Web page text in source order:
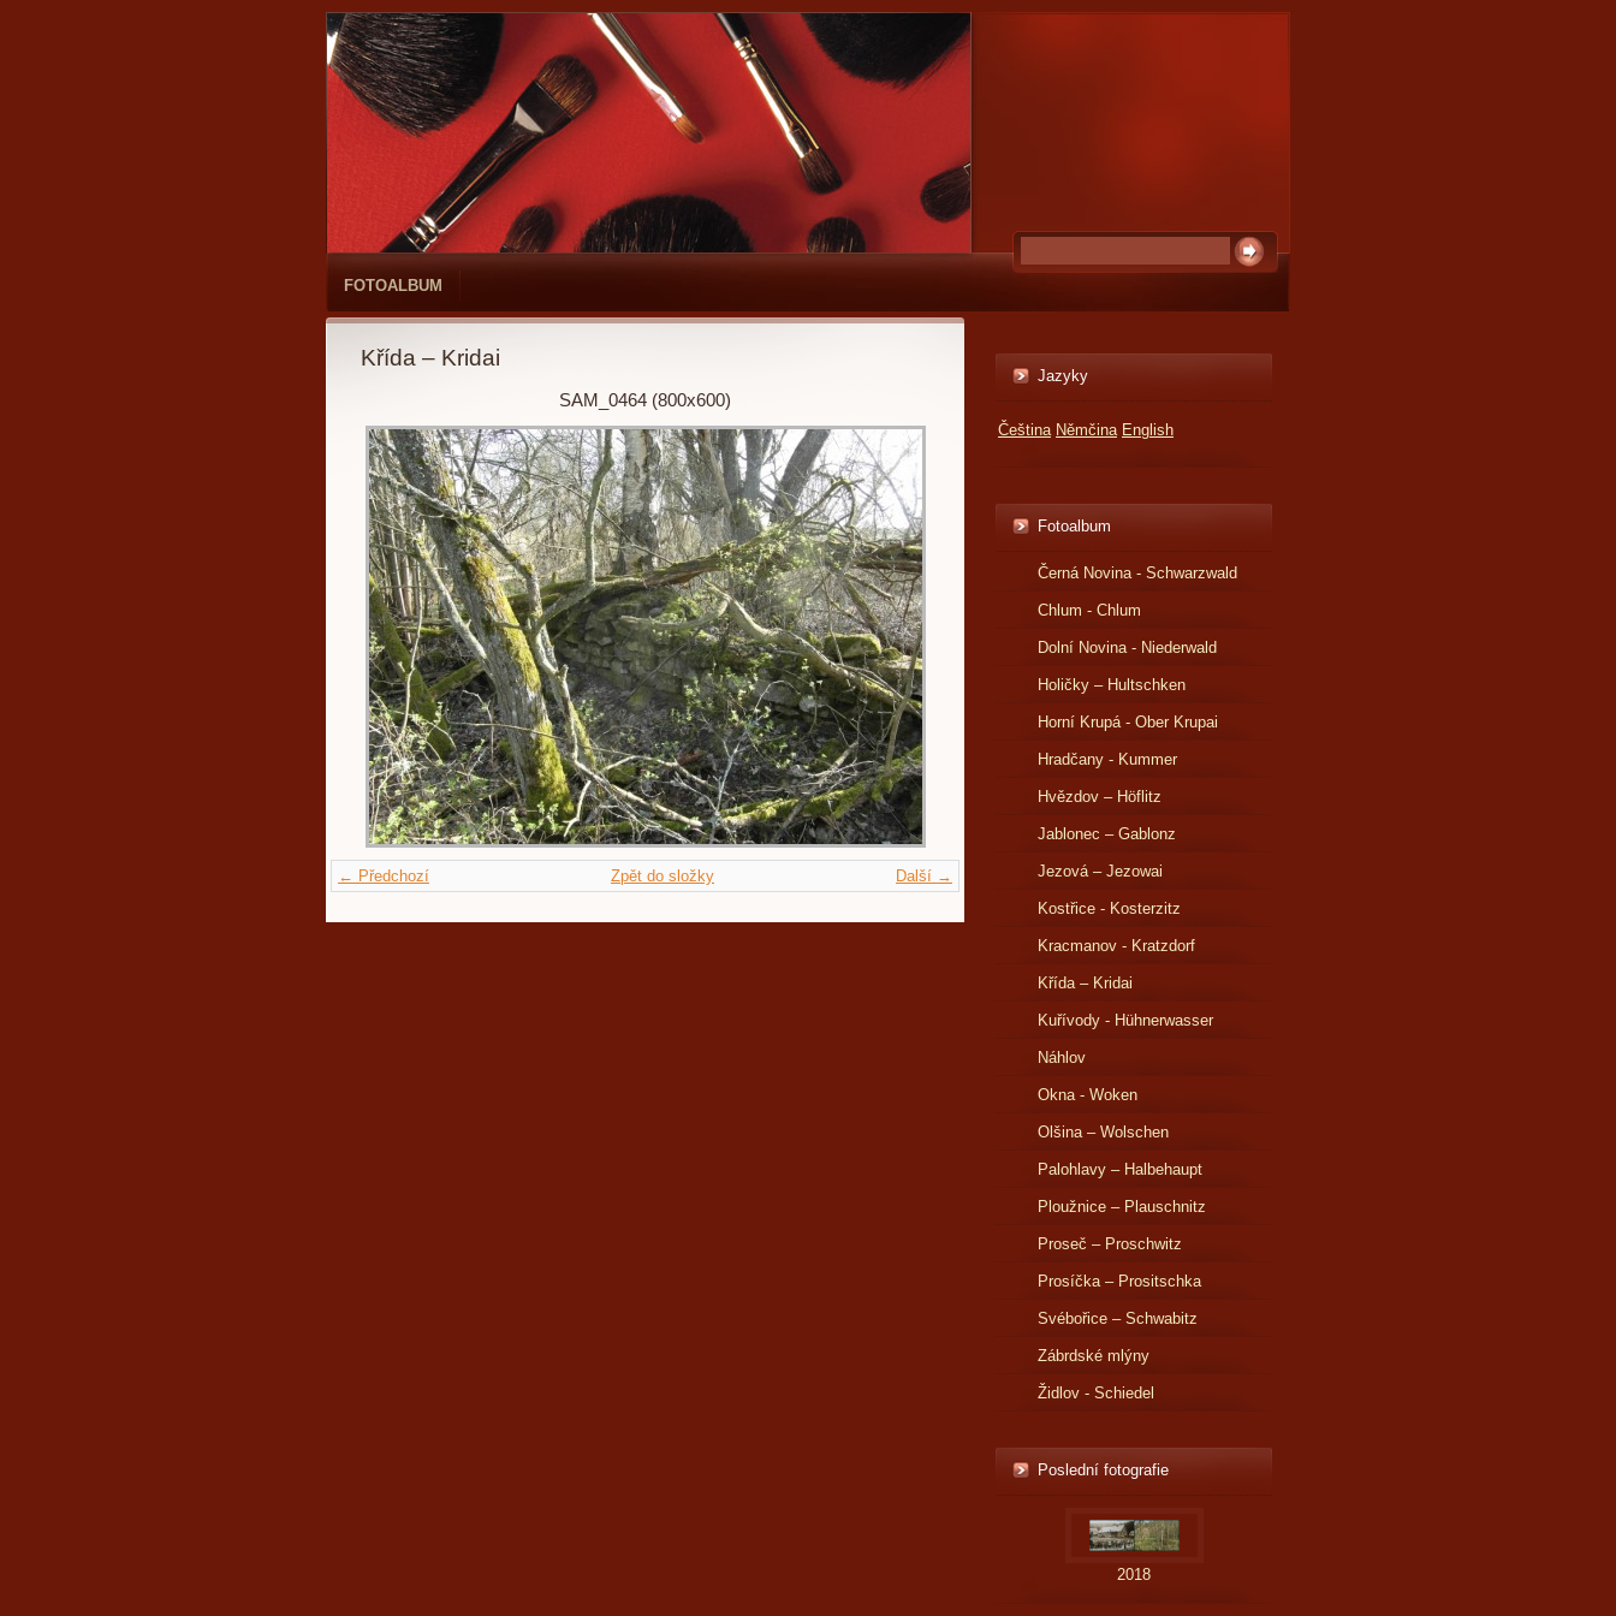
FOTOALBUM
Křída – Kridai
SAM_0464 (800x600)
← Předchozí Další →
Zpět do složky
Jazyky
Čeština Němčina English
Fotoalbum
Černá Novina - Schwarzwald
Chlum - Chlum
Dolní Novina - Niederwald
Holičky – Hultschken
Horní Krupá - Ober Krupai
Hradčany - Kummer
Hvězdov – Höflitz
Jablonec – Gablonz
Jezová – Jezowai
Kostřice - Kosterzitz
Kracmanov - Kratzdorf
Křída – Kridai
Kuřívody - Hühnerwasser
Náhlov
Okna - Woken
Olšina – Wolschen
Palohlavy – Halbehaupt
Ploužnice – Plauschnitz
Proseč – Proschwitz
Prosíčka – Prositschka
Svébořice – Schwabitz
Zábrdské mlýny
Židlov - Schiedel
Poslední fotografie
2018